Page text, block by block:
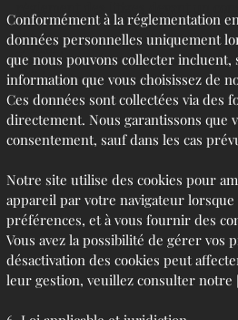
E-mail :
Tél. :
Fax :
Adresse :
Conformément à la réglementation
données personnelles uniquement
que nous pouvons collecter
information que vous choisissez de
Ces données sont collectées via
directement. Nous garantissons que
consentement, sauf dans les cas
Notre site utilise des cookies pour
appareil par votre navigateur
préférences, et à vous fournir des
Vous avez la possibilité de gérer vos
désactivation des cookies peut
leur gestion, veuillez consulter notre